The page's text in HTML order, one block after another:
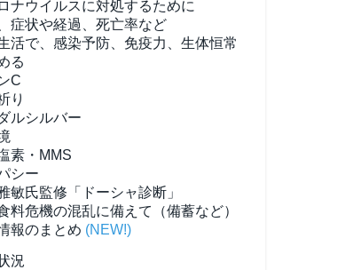
ナウイルスに対処するために
症状や経過、死亡率など
活で、感染予防、免疫力、生体恒常
る
C
り
ルシルバー
素・MMS
シー
敏氏監修「ドーシャ診断」
料危機の混乱に備えて（備蓄など）
報のまとめ (NEW!)
況